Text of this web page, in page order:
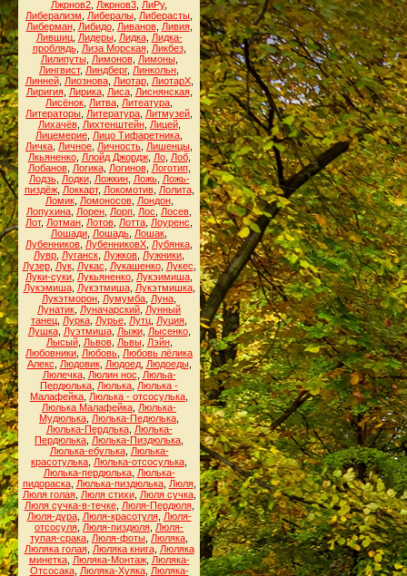
Лжрнов2 Лжрнов3 ЛиРу,
Либерализм
Либералы Либерасты
Либерман, Либидо, Ливанов, Ливия,
Лившиц, Лидеры, Лидка, Лидка-
проблядь, Лиза Морская, Ликбез,
Лилипуты, Лимонов, Лимоны,
Лингвист, Линдберг, Линкольн
Линней, Лиознова, Лиотар, ЛиотарХ,
Лиригия, Лирика, Лиса, Лиснянская,
Лисёнок Литва Литеатура
Литераторы Литература Литмузей
Лихачёв, Лихтенштейн, Лицей,
Лицемерие Лицо Тифаретника
Личка Личное Личность Лишенцы
Лкьяненко, Ллойд Джордж, Ло, Лоб,
Лобанов, Логика, Логинов, Логотип,
Лодзь, Лодки, Ложкин, Ложь, Ложь-
пиздёж, Локкарт, Локомотив, Лолита,
Ломик, Ломоносов, Лондон,
Лопухина Лорен Лорп Лос Лосев
Лот, Лотман Лотов Лотта Лоуренс
Лошади Лошадь Лошак
Лубенников ЛубенниковХ Лубянка
Лувр Луганск Лужков Лужники
Лузер, Лук, Лукас Лукашенко, Лукес
Луки-суки Лукьяненко Лукэимиша
Лукэмиша, Лукэтмиша, Лукэтмишка,
Лукэтморон Лумумба Луна
Лунатик Луначарский Лунный
танец Лурка Лурье Лутц Луция
Лушка, Луэтмиша, Лыжи, Лысенко,
Лысый, Львов, Львы, Лэйн,
Любовники Любовь Любовь лёлика
Алекс
Людовик, Людоед, Людоеды,
Люлечка, Люлин нос
Люльа-
Пердюлька Люлька Люлька -
Малафейка Люлька - отсосулька
Люлька Малафейка Люлька-
Мудюлька Люлька-Педюлька
Люлька-Пердлька, Люлька-
Пердюлька Люлька-Пиздюлька
Люлька-ебулька, Люлька-
красотулька Люлька-отсосулька
Люлька-пердюлька, Люлька-
пидораска, Люлька-пиздюлька, Люля,
Люля голая, Люля стихи, Люля сучка,
Люля сучка-в-течке, Люля-Пердюля,
Люля-дура, Люля-красотуля, Люля-
отсосуля Люля-пиздюля Люля-
тупая-срака Люля-фоты Люляка
Люляка голая, Люляка книга, Люляка
минетка, Люляка-Монтаж, Люляка-
Отсосака, Люляка-Хуяка, Люляка-